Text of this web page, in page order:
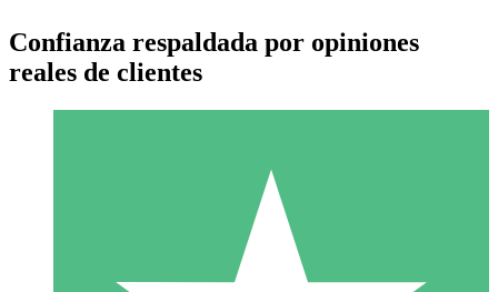
Paquetes de Créditos Individuales
Paga según el uso con créditos de descarga. Sin compromiso
Confianza respaldada por opiniones
reales de clientes